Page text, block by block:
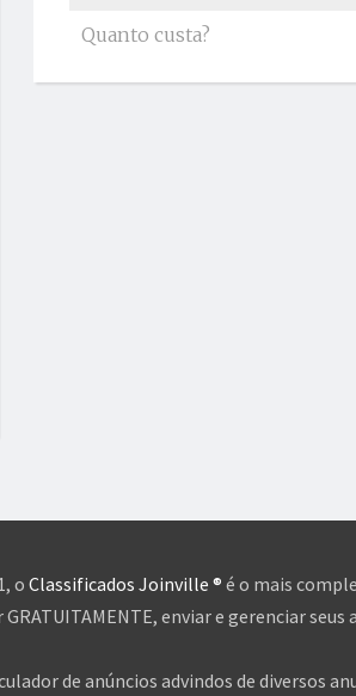
Quanto custa?
o Classificados Joinville ® é o mais
enviar e gerenciar
de anúncios advindos de diversos